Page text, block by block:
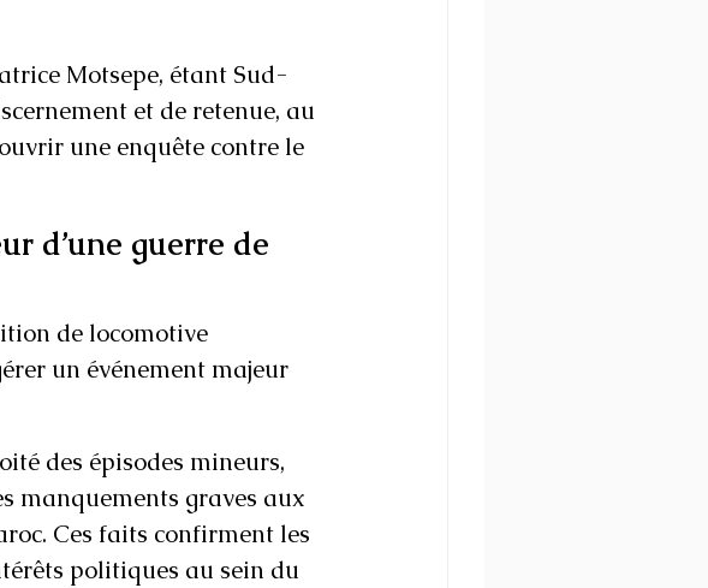
Motsepe, étant Sud-
et de retenue, au
une enquête contre le
d’une guerre de
de locomotive
un événement majeur
des épisodes mineurs,
manquements graves aux
Ces faits confirment les
politiques au sein du